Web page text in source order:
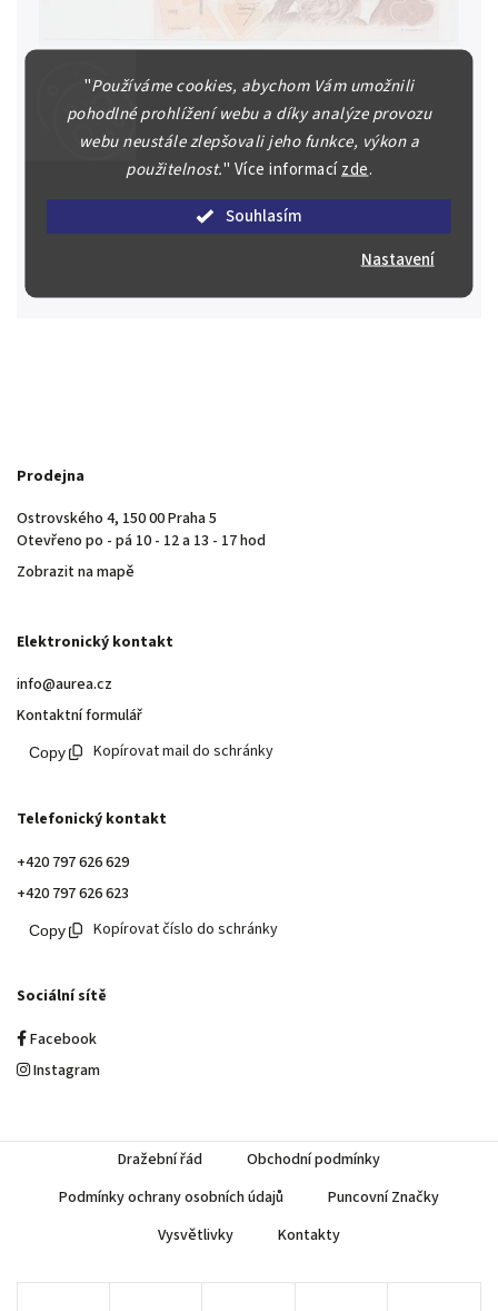
"Používáme cookies, abychom Vám umožnili
pohodlné prohlížení webu a díky analýze provozu
webu neustále zlepšovali jeho funkce, výkon a
použitelnost." Více informacízde.
Souhlasím
Nastavení
Česká republika, 200 Koruna 1993, série A, proužek "200
Kčs", Hej.CZ9a2
2 000 Kč
Česká republika, 1993 - 200 Koruna 1993, série A,
proužek "200 Kčs", Hej.CZ9a2 N/UNC
Prodejna
Ostrovského 4, 150 00 Praha 5
Otevřeno po - pá 10 - 12 a 13 - 17 hod
Zobrazit na mapě
Elektronický kontakt
info@aurea.cz
Kontaktní formulář
Kopírovat mail do schránky
Telefonický kontakt
+420 797 626 629
+420 797 626 623
Kopírovat číslo do schránky
Sociální sítě
Facebook
Instagram
Dražební řád
Obchodní podmínky
Podmínky ochrany osobních údajů
Puncovní Značky
Vysvětlivky
Kontakty